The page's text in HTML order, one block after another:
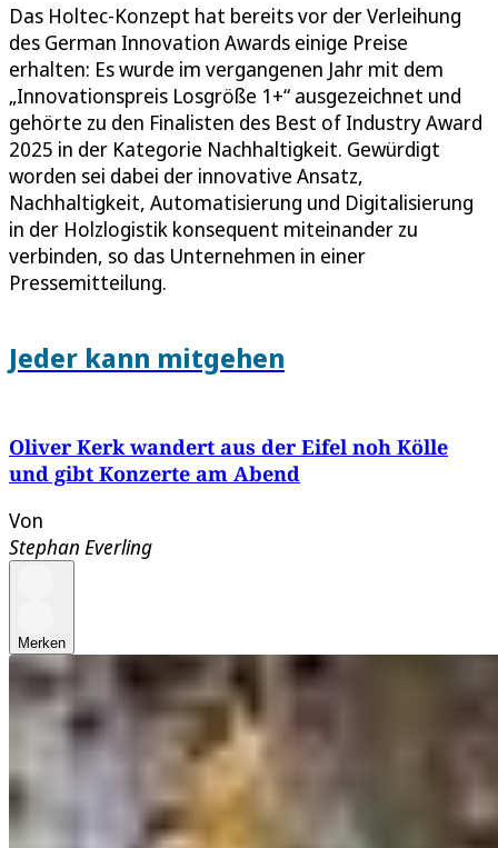
Das Holtec-Konzept hat bereits vor der Verleihung
des German Innovation Awards einige Preise
erhalten: Es wurde im vergangenen Jahr mit dem
„Innovationspreis Losgröße 1+“ ausgezeichnet und
gehörte zu den Finalisten des Best of Industry Award
2025 in der Kategorie Nachhaltigkeit. Gewürdigt
worden sei dabei der innovative Ansatz,
Nachhaltigkeit, Automatisierung und Digitalisierung
in der Holzlogistik konsequent miteinander zu
verbinden, so das Unternehmen in einer
Pressemitteilung.
Jeder kann mitgehen
Oliver Kerk wandert aus der Eifel noh Kölle
und gibt Konzerte am Abend
Von
Stephan Everling
Merken